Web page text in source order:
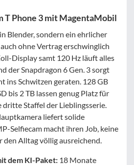
T Phone 3 mit MagentaMobil
Blender, sondern ein ehrlicher
ohne Vertrag erschwinglich
Display samt 120 Hz läuft alles
der Snapdragon 6 Gen. 3 sorgt
ins Schwitzen geraten. 128 GB
bis 2 TB lassen genug Platz für
dritte Staffel der Lieblingsserie.
liefert solide
Selfiecam macht ihren Job, keine
den Alltag völlig ausreichend.
dem KI-Paket: 18 Monate